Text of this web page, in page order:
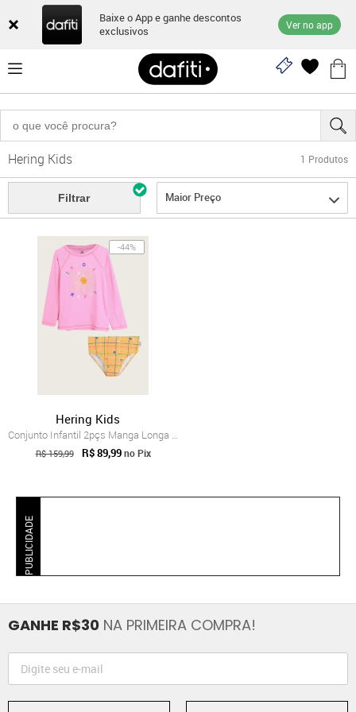
Baixe o App e ganhe descontos
exclusivos
Ver no app
Hering Kids 1 Produtos
Filtrar Maior Preço
-44%
Hering Kids
Conjunto Infantil 2pçs Manga Longa Herin...
R$ 159,99 R$ 89,99 no Pix
PUBLICIDADE
GANHE R$30 NA PRIMEIRA COMPRA!